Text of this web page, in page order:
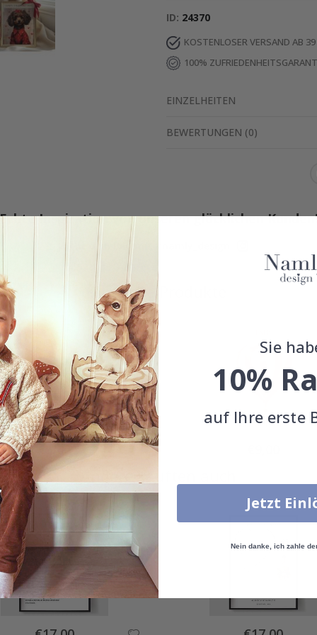
ID 24370
KOSTENLOSER VERSAND AB
100%
EINZELHEITEN
BEWERTUNGEN (0)
Inspiration von unseren glücklichen
Teile dein Bild mit #namly_design
Ähnliche Produkte
Special
€9,00
Special Special
Sie
10%
auf Ihre erste
Jetzt
Nein danke, ich zahle